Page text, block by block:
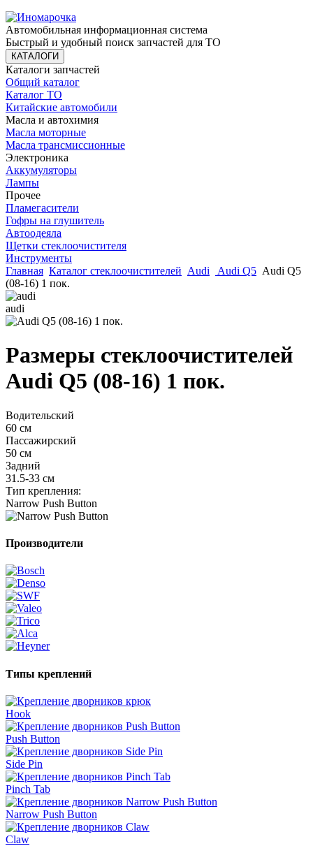
Автомобильная информационная система
Быстрый и удобный поиск запчастей для ТО
КАТАЛОГИ
Каталоги запчастей
Общий каталог
Каталог ТО
Китайские автомобили
Масла и автохимия
Масла моторные
Масла трансмиссионные
Электроника
Аккумуляторы
Лампы
Прочее
Пламегасители
Гофры на глушитель
Автоодеяла
Щетки стеклоочистителя
Инструменты
Главная Каталог стеклоочистителей Audi Audi Q5 Audi Q5
(08-16) 1 пок.
audi
Размеры стеклоочистителей
Audi Q5 (08-16) 1 пок.
Водительский
60 см
Пассажирский
50 см
Задний
31.5-33 см
Тип крепления:
Narrow Push Button
Производители
Типы креплений
Hook
Push Button
Side Pin
Pinch Tab
Narrow Push Button
Claw